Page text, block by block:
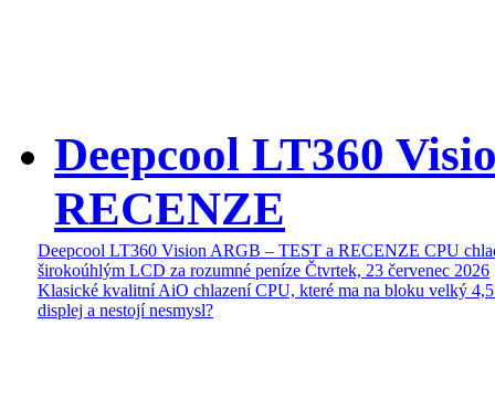
Deepcool LT360
RECENZE
Deepcool LT360 Vision ARGB – TEST a RECENZE CPU
širokoúhlým LCD za rozumné peníze Čtvrtek, 23 červenec 2026
Klasické kvalitní AiO chlazení CPU, které ma na bloku velký
displej a nestojí nesmysl?